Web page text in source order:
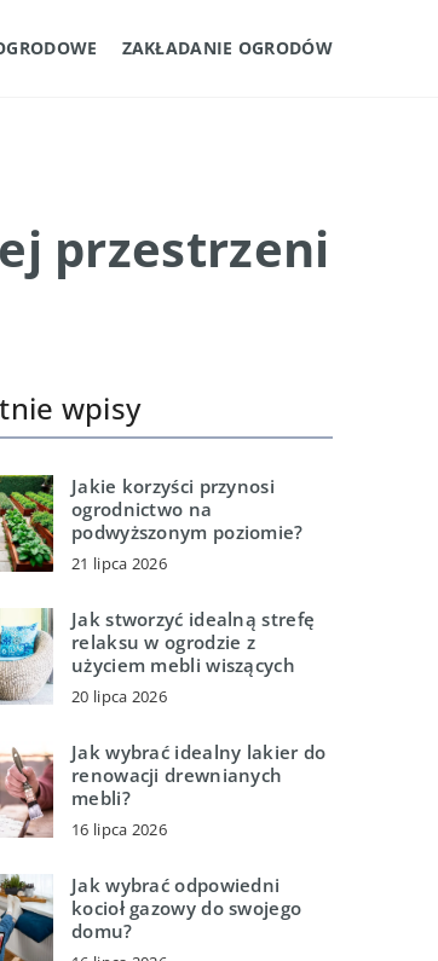
ZAKŁADANIE OGRODÓW
przestrzeni
wpisy
Jakie korzyści przynosi
ogrodnictwo na
podwyższonym poziomie?
21 lipca 2026
Jak stworzyć idealną strefę
relaksu w ogrodzie z
użyciem mebli wiszących
20 lipca 2026
Jak wybrać idealny lakier do
renowacji drewnianych
mebli?
16 lipca 2026
Jak wybrać odpowiedni
kocioł gazowy do swojego
domu?